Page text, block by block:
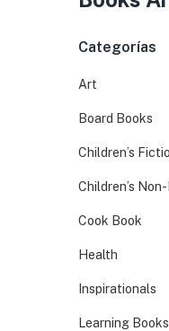
Categorías
Art
Board Books
Children’s
Children’s
Cook Book
Health
Inspirationals
Learning Books